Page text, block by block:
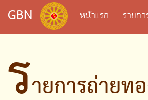
GBN หน้าแรก รายก
รายการถ่ายท